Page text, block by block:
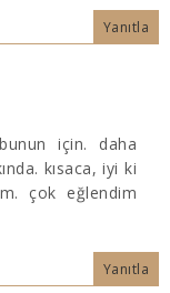
Yanıtla
için. daha
kısaca, iyi ki
çok eğlendim
Yanıtla